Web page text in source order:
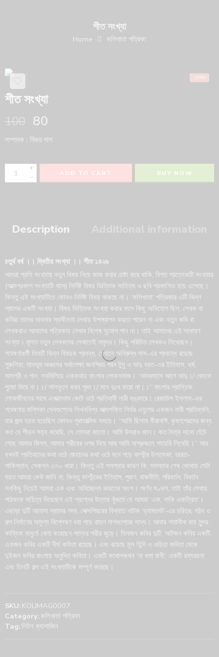
শীত সংখ্যা
Home কলিখাতা পত্রিকা
-20%
শীত সংখ্যা
80
সম্পাদক : বিজয় দাস
+
−
ADD TO CART BUY NOW
Description
চতুর্থ বর্ষ ।। দ্বিতীয় সংখ্যা ।। শীত ১৪২৬
আমরা প্রতি সংখ্যায় নতুন বিষয় নিয়ে কাজ করার চেষ্টা করে থাকি, বিগত প্রত্যেকটি সংখ্যায়
(আত্মপ্রকাশ সংখ্যাটি বাদে) নির্দিষ্ট বিষয় ভিত্তিক সাহিত্য ও ছবি প্রকাশিত হয়ে এসেছে।
কিন্তু এই সংখ্যাটিতে কোনও নির্দিষ্ট বিষয় থাকছে না। ‘কলিখাতা’ পত্রিকার এটি ভিন্ন
স্বাদের একটি সংখ্যা। বিষয় ভিত্তিক সংখ্যা করার ফলে কিছু অভিযোগ ছিল, লেখক বা
কবিরা তাদের ভাবনার স্বাধীনতা লেখায় উপস্থাপন করতে পারেন না এবং নতুন কবি বা
লেখকরাও আমাদের পত্রিকায় লেখার বিশেষ সুযোগ পান না। তাই আমাদের এই সাধারণ
সংখ্যা। মূলত নতুন লেখকদের লেখাতেই সমৃদ্ধ। কিছু পরিচিত লেখকও লিখেছেন।
গবেষণাধর্মী তিনটি ভিন্ন বিষয়ক প্রবন্ধ, যেখানে অনিরুদ্ধ দাস-এর প্রবন্ধে রয়েছে
পুরুলিয়া, মানভূম অঞ্চলের সর্বাপেক্ষা জনপ্রিয় পরব টুসু ও ভাদু ব্রত-এর ইতিহাস, ধর্ম,
সামগ্রী ও গান, সবমিলিয়ে এককথায় বাংলার লোকসমাজ। “ভাদরমাসে আলে ভাদু।/ কোনো
পুজো মিরে না।।/ শালফুলে করব পূজা।/ মনে দুঃখ করো না।।” বাংলার প্রান্তিক
লোকজীবনের সাথে একাত্মভাব কেটে ওঠে প্রতিবাদী নারী হুঙ্কারে। রেজাউল ইসলাম-এর
গবেষণায় মল্লিকা সেনগুপ্তের লিখনবিশ্ব আত্মশক্তি নির্ভর এযুগের একজন নারী প্রতিধ্বনি,
যার জন্ম হয়ত হয়েছিল কোনও পুরাতাত্মিক সময়ে। “আমি ছিলাম মীরাবাঈ, কৃষ্ণপ্রেমের জন্য
কত যে পীড়ন সহ্য করেছি, সে তোমরা জানো। আমি উমরাও জান। কত দৈত্য দানো হেঁটে
গেছে আমার জিসম, আমার শরীরের ওপর দিয়ে আর আমি অশ্রুজলে শায়েরি লিখেছি।” আর
যখনই প্রতিবাদের কথা ওঠে জেহাদের কথা ওঠে মনে পড়ে কাশ্মীর উপত্যকা, ভারত-
পাকিস্তান, সেকশন ৩৭০ ধারা। কিন্তু এই সমস্যার কারণ কি, সমস্যার শেষ কোথায় সেটা
হয়ত আমরা কেউ জানি না, কিন্তু কাশ্মীরের ইতিহাস, পুরাণ, রাজনীতি, পরিবর্তন, বিবর্তন
সবকিছু নিয়েই আমরা এক এবং অবিচ্ছেদ্য ভারতের অংশ। অর্ণব মণ্ডল, তাই তাঁর লেখায়
পাঠককে দায়িত্ব দিয়েছেন এই প্রশ্নের উত্তর খুঁজতে যে আমরা ‘এক, নাকি একত্রিত’।
এছাড়া দুটি আলাদা স্বাদের গদ্য, শেক্সপিয়রের বিখ্যাত নাটক ‘হ্যামলেট’-এর চরিত্র, গঠন ও
গল্প নির্মাণের অমূল্য বিশ্লেষণ ধরা পড়ে রাহুল দাশগুপ্তের গদ্যে। আবার শতানীক রায় সুন্দর
কাব্যিক মাধুর্যে খেলা করেছেন গদ্যের শরীর জুড়ে। তিনজন কবির দুটি, আটজন কবির একটি,
একজন কবির একটি দীর্ঘ কবিতা রয়েছে। এবং রয়েছে মূল হিন্দি ও ওড়িয়া কবিতা থেকে
দুইজন কবির বাংলায় অনুদিত কবিতা। একটি কথোপকথন ‘না বলা বানী’, একটি রম্যরচনা
এবং তিনটি গল্প এই সংখ্যাটিকে সম্পূর্ণ করেছে।
SKU: KOLIMAG0007
Category: কলিখাতা পত্রিকা
Tag:লিটল ম্যাগাজিন
Phone